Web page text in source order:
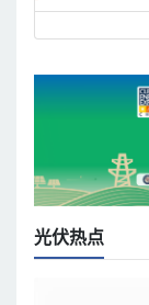
光伏热点